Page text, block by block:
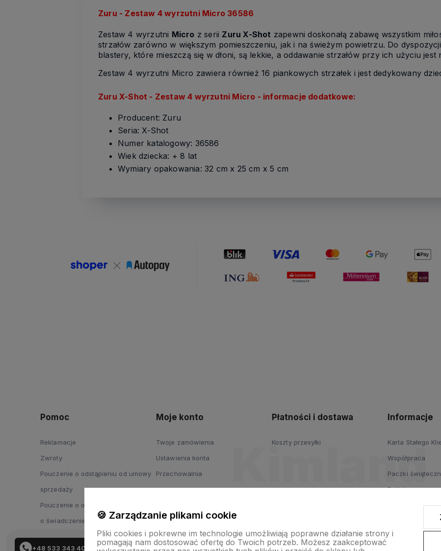
+48 533 343 402
Zuru - Zestaw 4 wyrzutni Micro 36586
Zestaw 4 wyrzutni Micro z serii Zuru X-Shot zapewni doskonałą zabawę wszystkim
strzałów zarówno w większym pomieszczeniu, jak i na świeżym powietrzu. Do
blastery, które mieszczą się w dłoni, są lekkie, a oddawanie strzałów przy ich użyciu jest
Zestaw 4 wyrzutni Micro zawiera również 16 piankowych strzałek i jest dedykowany
Zuru X-Shot - Zestaw 4 wyrzutni Micro - informacje dodatkowe:
Producent: Zuru
Seria: X-Shot
Numer katalogowy: 36586
Wiek dziecka: + 8 lat
Wymiary opakowania: 32 cm x 25 cm x 5 cm
Pomoc
Reklamacje
Zwroty
Pouczenie o odstąpieniu od umowy
sprzedaży
Pouczenie o odstąpieniu od umowy
o świadczenie usług
Moje konto
Twoje zamówienia
Ustawienia konta
Przechowalnia
Płatności i dostawa
Koszty przesyłki
Informacje
Karta Stałego
Współpraca
Paczki
Polityka
🍪 Zarządzanie plikami cookie
Pliki cookies i pokrewne im technologie umożliwiają poprawne działanie strony i
pomagają nam dostosować ofertę do Twoich potrzeb. Możesz zaakceptować